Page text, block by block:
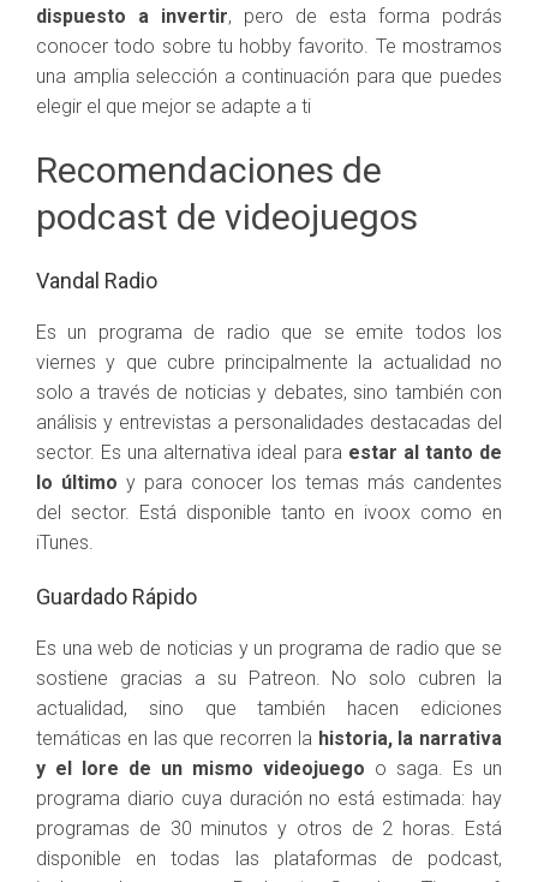
dispuesto a invertir, pero de esta forma podrás
conocer todo sobre tu hobby favorito. Te mostramos
una amplia selección a continuación para que puedes
elegir el que mejor se adapte a ti
Recomendaciones de
podcast de videojuegos
Vandal Radio
Es un programa de radio que se emite todos los
viernes y que cubre principalmente la actualidad no
solo a través de noticias y debates, sino también con
análisis y entrevistas a personalidades destacadas del
sector. Es una alternativa ideal paraestar al tanto de
lo último y para conocer los temas más candentes
del sector. Está disponible tanto en ivoox como en
iTunes.
Guardado Rápido
Es una web de noticias y un programa de radio que se
sostiene gracias a su Patreon. No solo cubren la
actualidad, sino que también hacen ediciones
temáticas en las que recorren lahistoria, la narrativa
y el lore de un mismo videojuego o saga. Es un
programa diario cuya duración no está estimada: hay
programas de 30 minutos y otros de 2 horas. Está
disponible en todas las plataformas de podcast,